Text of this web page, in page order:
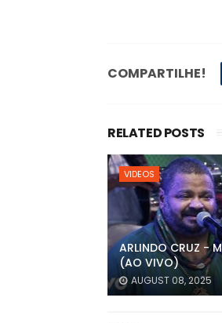
COMPARTILHE!
RELATED POSTS
VIDEOS
ARLINDO CRUZ -
(AO VIVO)
AUGUST 08, 2025